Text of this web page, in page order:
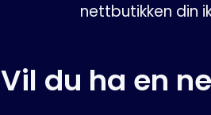
nettbutikken din
Vil du ha en